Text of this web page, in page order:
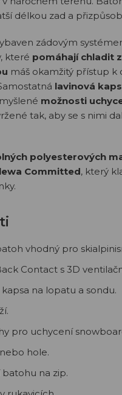
délkou zad a
zádovým
které pomáhají chladit
máš okamžitý přístup
lavinová
možnosti
tak, aby se s nimi
polyesterových
Committed, který
vhodný pro
Contact s 3D
na lopatu a sondu.
pro uchycení
hole.
na zip.